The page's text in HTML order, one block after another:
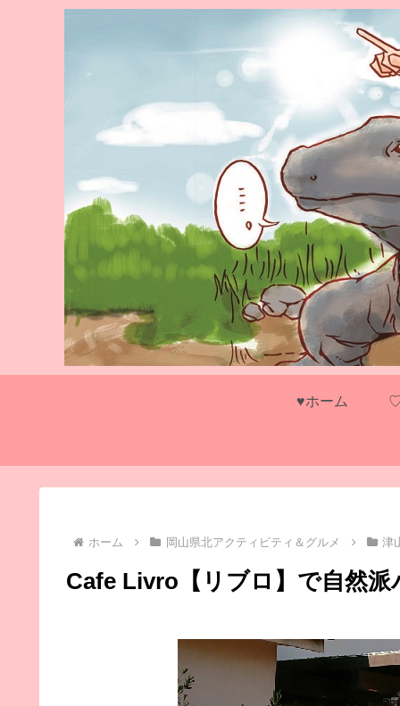
♥ホーム
ホーム 岡山県北アクティビティ＆グルメ 津
Cafe Livro【リブロ】で自然